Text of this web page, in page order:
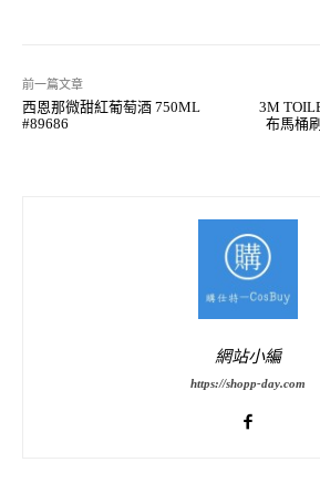
前一篇文章
西恩那微甜紅葡萄酒 750ML
#89686
3M
布馬桶
網站小編
https://shopp-day.com